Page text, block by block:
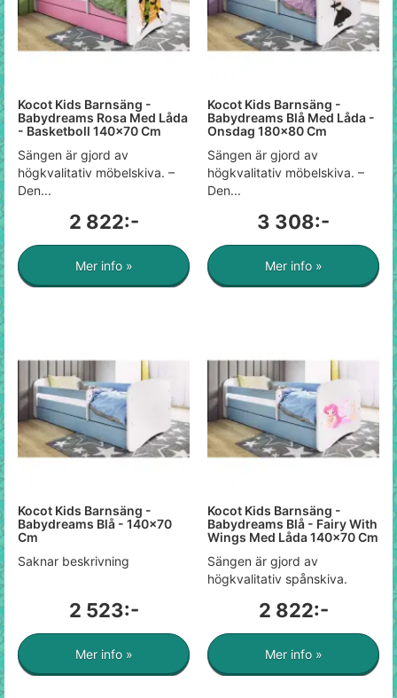
Kocot Kids Barnsäng -
Babydreams Rosa Med Låda
- Basketboll 140x70 Cm
Sängen är gjord av
högkvalitativ möbelskiva. –
Den...
2 822:-
Mer info »
Kocot Kids Barnsäng -
Babydreams Blå Med Låda -
Onsdag 180x80 Cm
Sängen är gjord av
högkvalitativ möbelskiva. –
Den...
3 308:-
Mer info »
Kocot Kids Barnsäng -
Babydreams Blå - 140x70
Cm
Saknar beskrivning
2 523:-
Mer info »
Kocot Kids Barnsäng -
Babydreams Blå - Fairy With
Wings Med Låda 140x70 Cm
Sängen är gjord av
högkvalitativ spånskiva.
2 822:-
Mer info »